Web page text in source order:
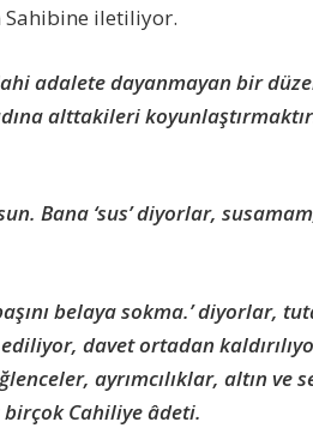
iletiliyor.
adalete dayanmayan bir
alttakileri
Bana ‘sus’ diyorlar,
belaya sokma.’ diyorlar,
davet ortadan
ayrımcılıklar, altın ve
Cahiliye âdeti.